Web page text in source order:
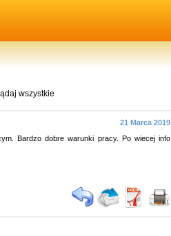
wszystkie
21 Marca 2019
Bardzo dobre warunki pracy. Po wiecej info